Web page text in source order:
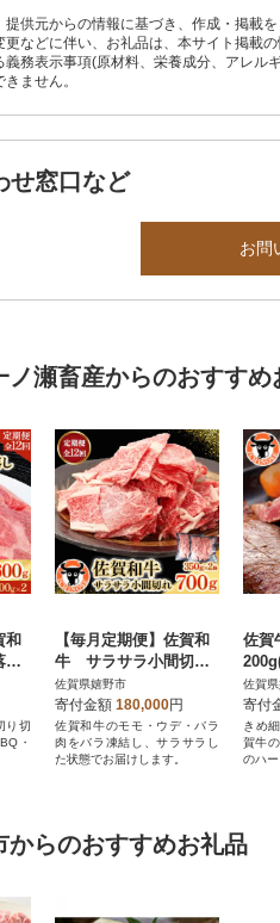
供元からの情報に基づき、作成・掲載を
などに伴い、お礼品は、本サイト掲載
務表示事項(原材料、栄養成分、アレル
ません。
せ窓口など
お問
瀬畜産からのおすすめ
和
3
り切
・
【毎月定期便】佐賀和
牛 サラサラ小間切れ
(切落し)350g×2全12回
佐賀県嬉野市
寄付金額 180,000円
佐賀和牛のモモ・ウデ・バラ
肉をバラ凍結し、サラサラし
た状態でお届けします。
佐賀
佐賀
寄付
きめ
賀牛
のハ
からのおすすめお礼品